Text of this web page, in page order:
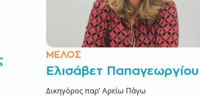
Ελισάβετ Παπαγεωργίου
Δικηγόρος παρ’ Αρείω Πάγω